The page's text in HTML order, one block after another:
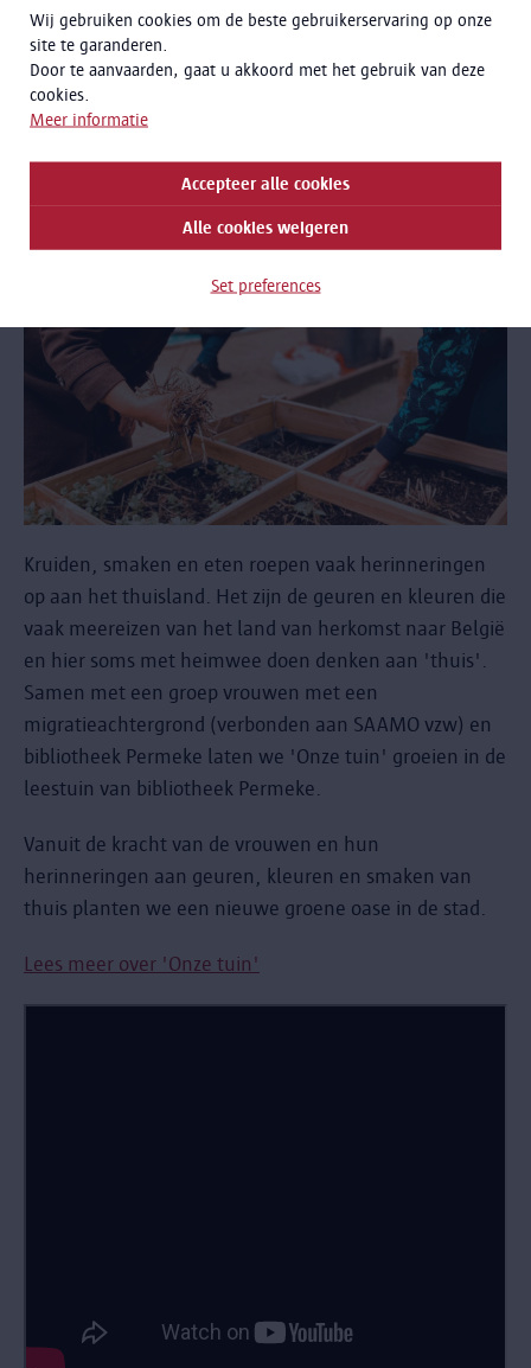
Wij gebruiken cookies om de beste gebruikerservaring op onze
site te garanderen.
Door te aanvaarden, gaat u akkoord met het gebruik van deze
cookies.
Meer informatie
Accepteer alle cookies
Alle cookies weigeren
Set preferences
Onze tuin
Kruiden, smaken en eten roepen vaak herinneringen
op aan het thuisland. Het zijn de geuren en kleuren die
vaak meereizen van het land van herkomst naar België
en hier soms met heimwee doen denken aan 'thuis'.
Samen met een groep vrouwen met een
migratieachtergrond (verbonden aan SAAMO vzw) en
bibliotheek Permeke laten we 'Onze tuin' groeien in de
leestuin van bibliotheek Permeke.
Vanuit de kracht van de vrouwen en hun
herinneringen aan geuren, kleuren en smaken van
thuis planten we een nieuwe groene oase in de stad.
Lees meer over 'Onze tuin'